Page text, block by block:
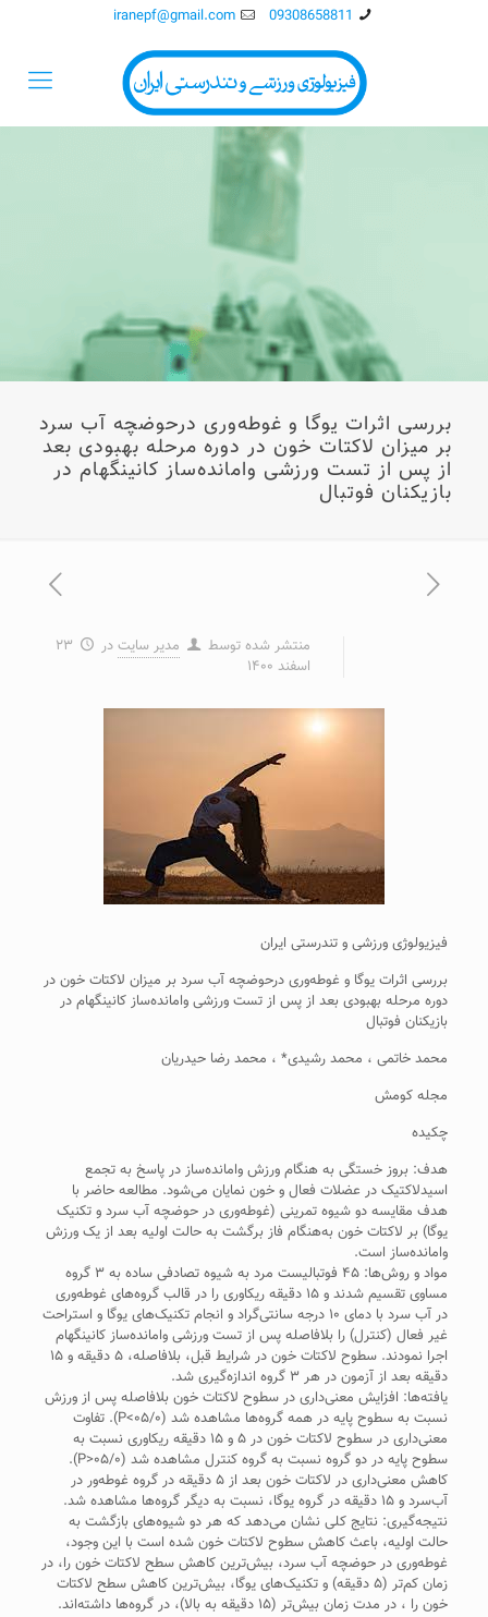
09308658811
iranepf@gmail.com
بررسی اثرات یوگا و غوطه‌وری درحوضچه آب سرد
بر میزان لاکتات خون در دوره مرحله بهبودی بعد
از پس از تست ورزشی وامانده‌ساز کانینگهام در
بازیکنان فوتبال
منتشر شده توسط مدیر سایت در
۲۳
اسفند ۱۴۰۰
فیزیولوژی ورزشی و تندرستی ایران
بررسی اثرات یوگا و غوطه‌وری درحوضچه آب سرد بر میزان لاکتات خون در
دوره مرحله بهبودی بعد از پس از تست ورزشی وامانده‌ساز کانینگهام در
بازیکنان فوتبال
محمد خاتمی ، محمد رشیدی* ، محمد رضا حیدریان
مجله کومش
چکیده
هدف: بروز خستگی به هنگام ورزش وامانده‌ساز در پاسخ به تجمع
اسیدلاکتیک در عضلات فعال و خون نمایان می‌شود. مطالعه حاضر با
هدف مقایسه دو شیوه تمرینی (غوطه‌وری در حوضچه آب سرد و تکنیک
یوگا) بر لاکتات خون به‌هنگام فاز برگشت به حالت اولیه بعد از یک ورزش
وامانده‌ساز است.
مواد و روش‌ها: ۴۵ فوتبالیست مرد به شیوه تصادفی ساده به ۳ گروه
مساوی تقسیم شدند و ۱۵ دقیقه ریکاوری را در قالب گروه‌های غوطه‌وری
در آب سرد با دمای ۱۰ درجه سانتی‌گراد و انجام تکنیک‌های یوگا و استراحت
غیر فعال (کنترل) را بلافاصله پس از تست ورزشی وامانده‌ساز کانینگهام
اجرا نمودند. سطوح لاکتات خون در شرایط قبل، بلافاصله، ۵ دقیقه و ۱۵
دقیقه بعد از آزمون در هر ۳ گروه اندازه‌گیری شد.
یافته‌ها: افزایش معنی‌داری در سطوح لاکتات خون بلافاصله پس از ورزش
نسبت به سطوح پایه در همه گروه‌ها مشاهده شد (۰۵/۰>P). تفاوت
معنی‌داری در سطوح لاکتات خون در ۵ و ۱۵ دقیقه ریکاوری نسبت به
سطوح پایه در دو گروه نسبت به گروه کنترل مشاهده شد (۰۵/۰<P).
کاهش معنی‌داری در لاکتات خون بعد از ۵ دقیقه در گروه غوطه‌ور در
آب‌سرد و ۱۵ دقیقه در گروه یوگا، نسبت به دیگر گروه‌ها مشاهده شد.
نتیجه‌گیری: نتایج کلی نشان می‌دهد که هر دو شیوه‌های بازگشت به
حالت اولیه، باعث کاهش سطوح لاکتات خون شده است با این وجود،
غوطه‌وری در حوضچه آب سرد، بیش‌ترین کاهش سطح لاکتات خون را، در
زمان کم‌تر (۵ دقیقه) و تکنیک‌های یوگا، بیش‌ترین کاهش سطح لاکتات
خون را ، در مدت زمان بیش‌تر (۱۵ دقیقه به بالا)، در گروه‌ها داشته‌اند.